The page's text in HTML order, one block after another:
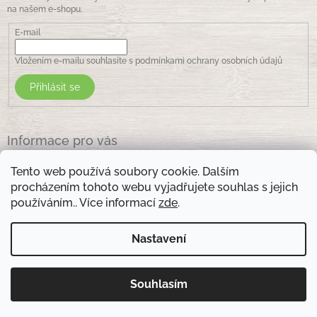
Tento web používá soubory cookie. Dalším
procházením tohoto webu vyjadřujete souhlas s jejich
používáním.. Více informací zde.
Nastavení
Souhlasím
na našem e-shopu.
E-mail
Vložením e-mailu souhlasíte s podmínkami ochrany osobních údajů
Přihlásit se
Informace pro vás
Obchodní podmínky
Podmínky ochrany osobních údajů
Kontakty
Otevírací doba prodejny: pondělí - pátek - 8.30 -17.00 , sobota 9.00-11 .00
Copyright 2026Zelená lékarna Vsetín
vyhrazena.Upravit nastavení cookies